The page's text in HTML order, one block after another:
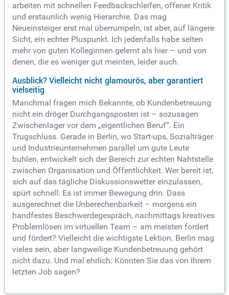
arbeiten mit schnellen Feedbackschleifen, offener Kritik
und erstaunlich wenig Hierarchie. Das mag
Neueinsteiger erst mal überrumpeln, ist aber, auf längere
Sicht, ein echter Pluspunkt. Ich jedenfalls habe selten
mehr von guten Kolleginnen gelernt als hier – und von
denen, die es weniger gut meinten, leider auch.
Ausblick? Vielleicht nicht glamourös, aber garantiert
vielseitig
Manchmal fragen mich Bekannte, ob Kundenbetreuung
nicht ein dröger Durchgangsposten ist – sozusagen
Zwischenlager vor dem „eigentlichen Beruf“. Ein
Trugschluss. Gerade in Berlin, wo Start-ups, Sozialträger
und Industrieunternehmen parallel um gute Leute
buhlen, entwickelt sich der Bereich zur echten Nahtstelle
zwischen Organisation und Öffentlichkeit. Wer bereit ist,
sich auf das tägliche Diskussionswetter einzulassen,
spürt schnell: Es ist immer Bewegung drin. Dass
ausgerechnet die Unberechenbarkeit – morgens ein
handfestes Beschwerdegespräch, nachmittags kreatives
Problemlösen im virtuellen Team – am meisten fordert
und fördert? Vielleicht die wichtigste Lektion. Berlin mag
vieles sein, aber langweilige Kundenbetreuung gehört
nicht dazu. Und mal ehrlich: Könnten Sie das von Ihrem
letzten Job sagen?